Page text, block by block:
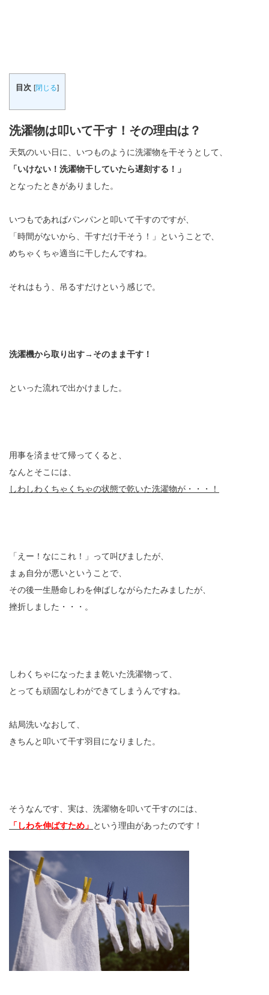
目次 [閉じる]
洗濯物は叩いて干す！その理由は？
天気のいい日に、いつものように洗濯物を干そうとして、
「いけない！洗濯物干していたら遅刻する！」
となったときがありました。
いつもであればパンパンと叩いて干すのですが、
「時間がないから、干すだけ干そう！」ということで、
めちゃくちゃ適当に干したんですね。
それはもう、吊るすだけという感じで。
洗濯機から取り出す→そのまま干す！
といった流れで出かけました。
用事を済ませて帰ってくると、
なんとそこには、
しわしわくちゃくちゃの状態で乾いた洗濯物が・・・！
「えー！なにこれ！」って叫びましたが、
まぁ自分が悪いということで、
その後一生懸命しわを伸ばしながらたたみましたが、
挫折しました・・・。
しわくちゃになったまま乾いた洗濯物って、
とっても頑固なしわができてしまうんですね。
結局洗いなおして、
きちんと叩いて干す羽目になりました。
そうなんです、実は、洗濯物を叩いて干すのには、
「しわを伸ばすため」 という理由があったのです！